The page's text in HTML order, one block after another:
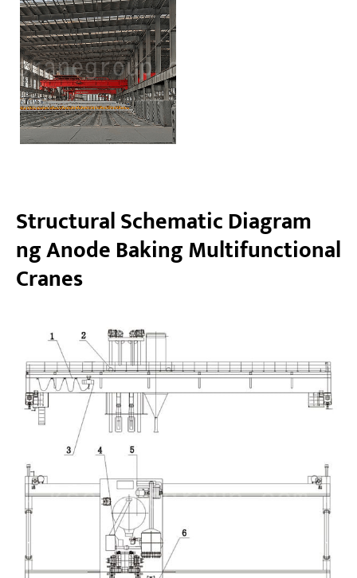
Structural Schematic Diagram
ng Anode Baking Multifunctional
Cranes